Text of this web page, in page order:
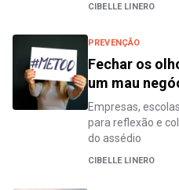
CIBELLE LINERO
PREVENÇÃO
Fechar os
um mau
Empresas,
para reflexão e
do assédio
CIBELLE LINERO